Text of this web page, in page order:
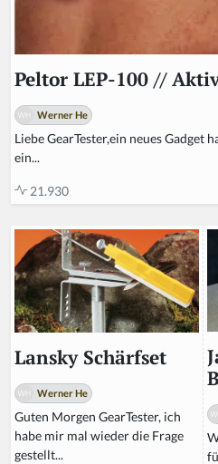
Peltor LEP-100 //
Werner He
Liebe GearTester,ein neues Gadget
ein...
21.930
Lansky Schärfset
Werner He
Guten Morgen GearTester, ich
habe mir mal wieder die Frage
gestellt...